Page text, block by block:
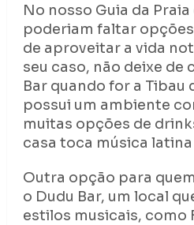
No nosso Guia da
poderiam faltar
de aproveitar a vida
seu caso, não deixe de
Bar quando for a Tibau
possui um ambiente
muitas opções de
casa toca música
Outra opção para
o Dudu Bar, um local
estilos musicais, como